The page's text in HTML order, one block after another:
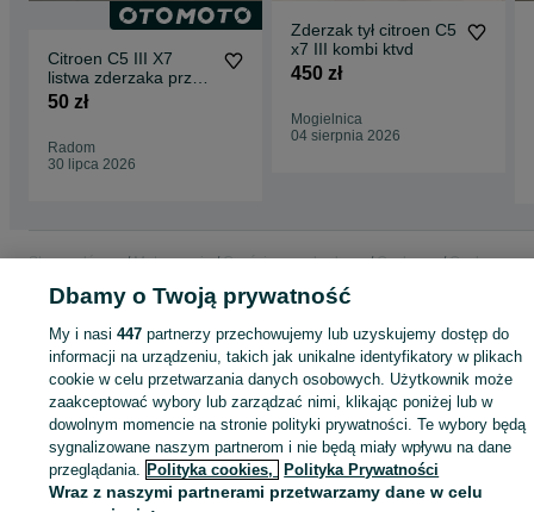
Citroen C5 III X7
listwa zderzaka przód
przedniego chrom
50 zł
Radom
30 lipca 2026
Zderzak tył citroen C5
x7 III kombi ktvd
450 zł
Mogielnica
04 sierpnia 2026
Strona główna Motoryzacja Części samochodowe Osobowe
Osobowe -
Mazowieckie
Osobowe - Mogielnica
KATEGORIA
ID:1037481056 Wyświetlenia:
Zadzwoń / SMS Wyślij wiadomość
Dbamy o Twoją prywatność
My i nasi447 partnerzy przechowujemy lub uzyskujemy dostęp do
informacji na urządzeniu, takich jak unikalne identyfikatory w plikach
cookie w celu przetwarzania danych osobowych. Użytkownik może
zaakceptować wybory lub zarządzać nimi, klikając poniżej lub w
dowolnym momencie na stronie polityki prywatności. Te wybory będą
sygnalizowane naszym partnerom i nie będą miały wpływu na dane
przeglądania. Polityka cookies, Polityka Prywatności
Wraz z naszymi partnerami przetwarzamy dane w celu